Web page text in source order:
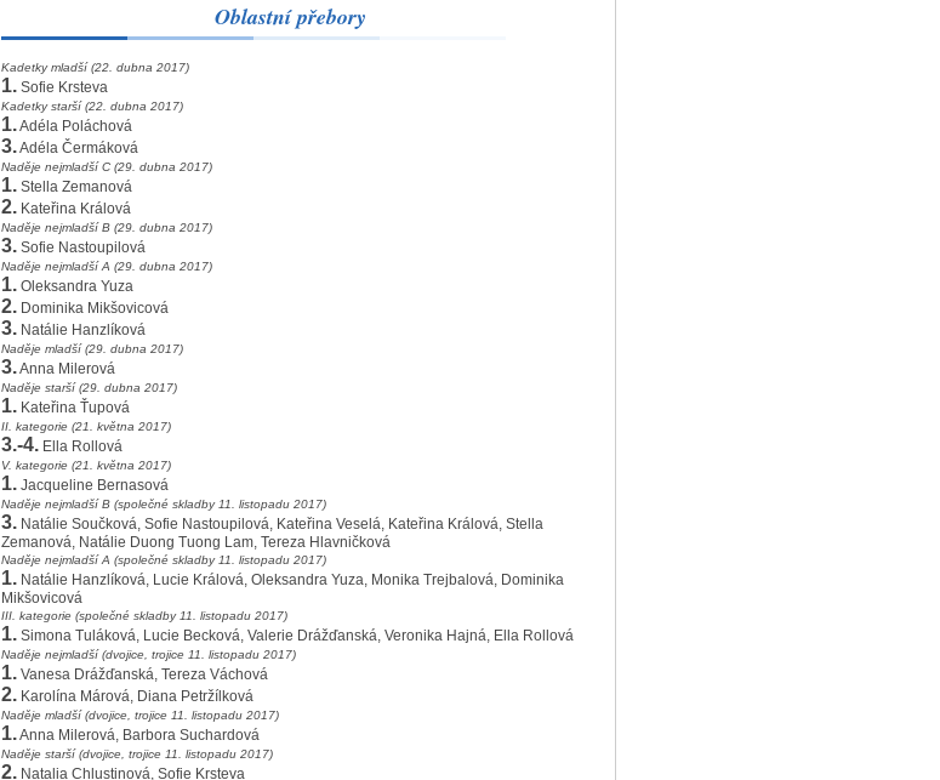
Oblastní přebory
Kadetky mladší (22. dubna 2017)
1.Sofie Krsteva
Kadetky starší (22. dubna 2017)
1.Adéla Poláchová
3.Adéla Čermáková
Naděje nejmladší C (29. dubna 2017)
1.Stella Zemanová
2.Kateřina Králová
Naděje nejmladší B (29. dubna 2017)
3.Sofie Nastoupilová
Naděje nejmladší A (29. dubna 2017)
1.Oleksandra Yuza
2.Dominika Mikšovicová
3.Natálie Hanzlíková
Naděje mladší (29. dubna 2017)
3.Anna Milerová
Naděje starší (29. dubna 2017)
1.Kateřina Ťupová
II. kategorie (21. května 2017)
3.-4.Ella Rollová
V. kategorie (21. května 2017)
1.Jacqueline Bernasová
Naděje nejmladší B (společné skladby 11. listopadu 2017)
3.Natálie Součková, Sofie Nastoupilová, Kateřina Veselá, Kateřina Králová, Stella
Zemanová, Natálie Duong Tuong Lam, Tereza Hlavničková
Naděje nejmladší A (společné skladby 11. listopadu 2017)
1.Natálie Hanzlíková, Lucie Králová, Oleksandra Yuza, Monika Trejbalová, Dominika
Mikšovicová
III. kategorie (společné skladby 11. listopadu 2017)
1.Simona Tuláková, Lucie Becková, Valerie Drážďanská, Veronika Hajná, Ella Rollová
Naděje nejmladší (dvojice, trojice 11. listopadu 2017)
1.Vanesa Drážďanská, Tereza Váchová
2.Karolína Márová, Diana Petržílková
Naděje mladší (dvojice, trojice 11. listopadu 2017)
1.Anna Milerová, Barbora Suchardová
Naděje starší (dvojice, trojice 11. listopadu 2017)
2.Natalia Chlustinová, Sofie Krsteva